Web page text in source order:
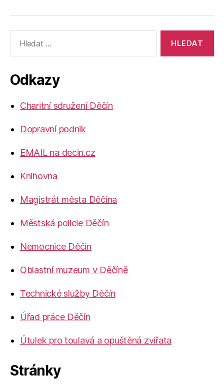
vyhledávání:
Odkazy
Charitní sdružení Děčín
Dopravní podnik
EMAIL na decin.cz
Knihovna
Magistrát města Děčína
Městská policie Děčín
Nemocnice Děčín
Oblastní muzeum v Děčíně
Technické služby Děčín
Úřad práce Děčín
Útulek pro toulavá a opuštěná zvířata
Stránky